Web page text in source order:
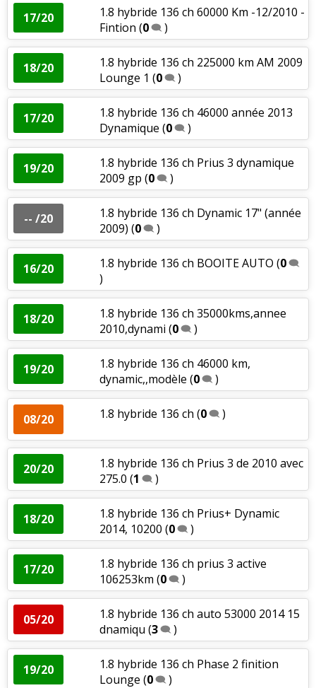
17/20
1.8 hybride 136 ch 60000 Km -12/2010 -
Fintion (0 )
18/20
1.8 hybride 136 ch 225000 km AM 2009
Lounge 1 (0 )
17/20
1.8 hybride 136 ch 46000 année 2013
Dynamique (0 )
19/20
1.8 hybride 136 ch Prius 3 dynamique
2009 gp (0 )
-- /20
1.8 hybride 136 ch Dynamic 17" (année
2009) (0 )
16/20 1.8 hybride 136 ch BOOITE AUTO (0
)
18/20
1.8 hybride 136 ch 35000kms,annee
2010,dynami (0 )
19/20
1.8 hybride 136 ch 46000 km,
dynamic,,modèle (0 )
08/20 1.8 hybride 136 ch (0 )
20/20
1.8 hybride 136 ch Prius 3 de 2010 avec
275.0 (1 )
18/20
1.8 hybride 136 ch Prius+ Dynamic
2014, 10200 (0 )
17/20
1.8 hybride 136 ch prius 3 active
106253km (0 )
05/20
1.8 hybride 136 ch auto 53000 2014 15
dnamiqu (3 )
19/20
1.8 hybride 136 ch Phase 2 finition
Lounge (0 )